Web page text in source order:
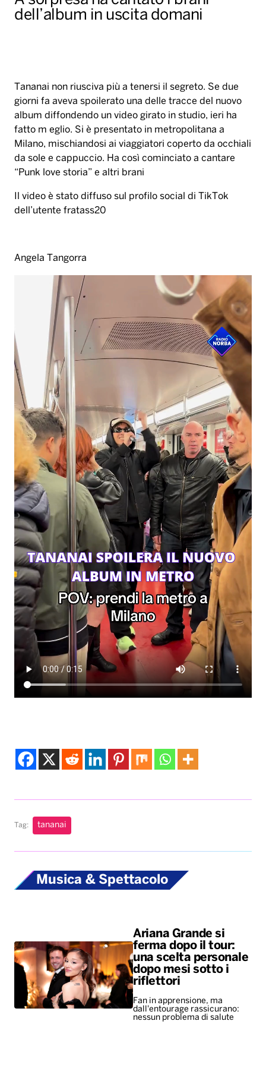
dell’album in uscita domani
Tananai non riusciva più a tenersi il segreto. Se due
giorni fa aveva spoilerato una delle tracce del nuovo
album diffondendo un video girato in studio, ieri ha
fatto m eglio. Si è presentato in metropolitana a
Milano, mischiandosi ai viaggiatori coperto da occhiali
da sole e cappuccio. Ha così cominciato a cantare
“Punk love storia” e altri brani
Il video è stato diffuso sul profilo social di TikTok
dell’utente fratass20
Angela Tangorra
Tag: tananai
Musica & Spettacolo
Ariana Grande si
ferma dopo il tour:
una scelta personale
dopo mesi sotto i
riflettori
Fan in apprensione, ma
dall'entourage rassicurano:
nessun problema di salute